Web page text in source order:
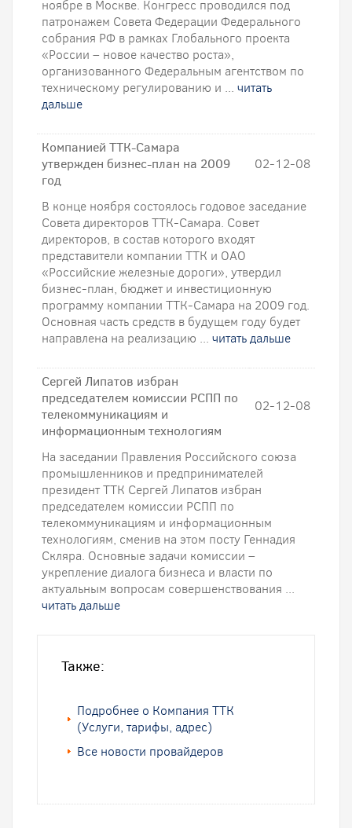
ноябре в Москве. Конгресс проводился под
патронажем Совета Федерации Федерального
собрания РФ в рамках Глобального проекта
«России – новое качество роста»,
организованного Федеральным агентством по
техническому регулированию и ... читать
дальше
Компанией ТТК-Самара
утвержден бизнес-план на 2009
год
02-12-08
В конце ноября состоялось годовое заседание
Совета директоров ТТК-Самара. Совет
директоров, в состав которого входят
представители компании ТТК и ОАО
«Российские железные дороги», утвердил
бизнес-план, бюджет и инвестиционную
программу компании ТТК-Самара на 2009 год.
Основная часть средств в будущем году будет
направлена на реализацию ... читать дальше
Сергей Липатов избран
председателем комиссии РСПП по
телекоммуникациям и
информационным технологиям
02-12-08
На заседании Правления Российского союза
промышленников и предпринимателей
президент ТТК Сергей Липатов избран
председателем комиссии РСПП по
телекоммуникациям и информационным
технологиям, сменив на этом посту Геннадия
Скляра. Основные задачи комиссии –
укрепление диалога бизнеса и власти по
актуальным вопросам совершенствования ...
читать дальше
Также:
Подробнее о Компания ТТК
(Услуги, тарифы, адрес)
Все новости провайдеров